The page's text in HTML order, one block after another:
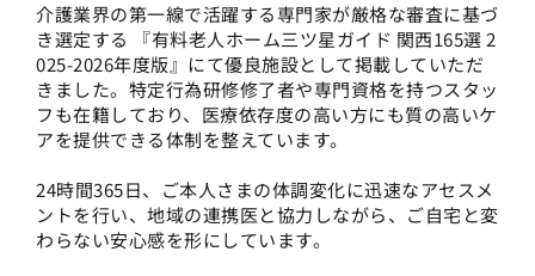
介護業界の第一線で活躍する専門家が厳格な審査に基づ
き選定する 『有料老人ホーム三ツ星ガイド 関西165選 2
025-2026年度版』にて優良施設として掲載していただ
きました。特定行為研修修了者や専門資格を持つスタッ
フも在籍しており、医療依存度の高い方にも質の高いケ
アを提供できる体制を整えています。
24時間365日、ご本人さまの体調変化に迅速なアセスメ
ントを行い、地域の連携医と協力しながら、ご自宅と変
わらない安心感を形にしています。